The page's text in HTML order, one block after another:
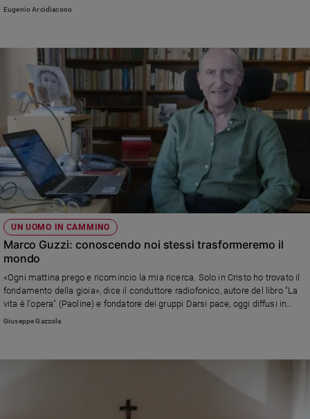
cui per la prima volta parla, anche in modo sorprendente, del suo rapporto
Eugenio Arcidiacono
UN UOMO IN CAMMINO
Marco Guzzi: conoscendo noi stessi trasformeremo il
mondo
«Ogni mattina prego e ricomincio la mia ricerca. Solo in Cristo ho trovato il
fondamento della gioia», dice il conduttore radiofonico, autore del libro "La
vita è l'opera" (Paoline) e fondatore dei gruppi Darsi pace, oggi diffusi in
tutto il mondo (foto di Alessia Giuliani/CPP)
Giuseppe Gazzola